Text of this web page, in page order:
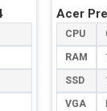
Acer
CPU
RAM
SSD
VGA